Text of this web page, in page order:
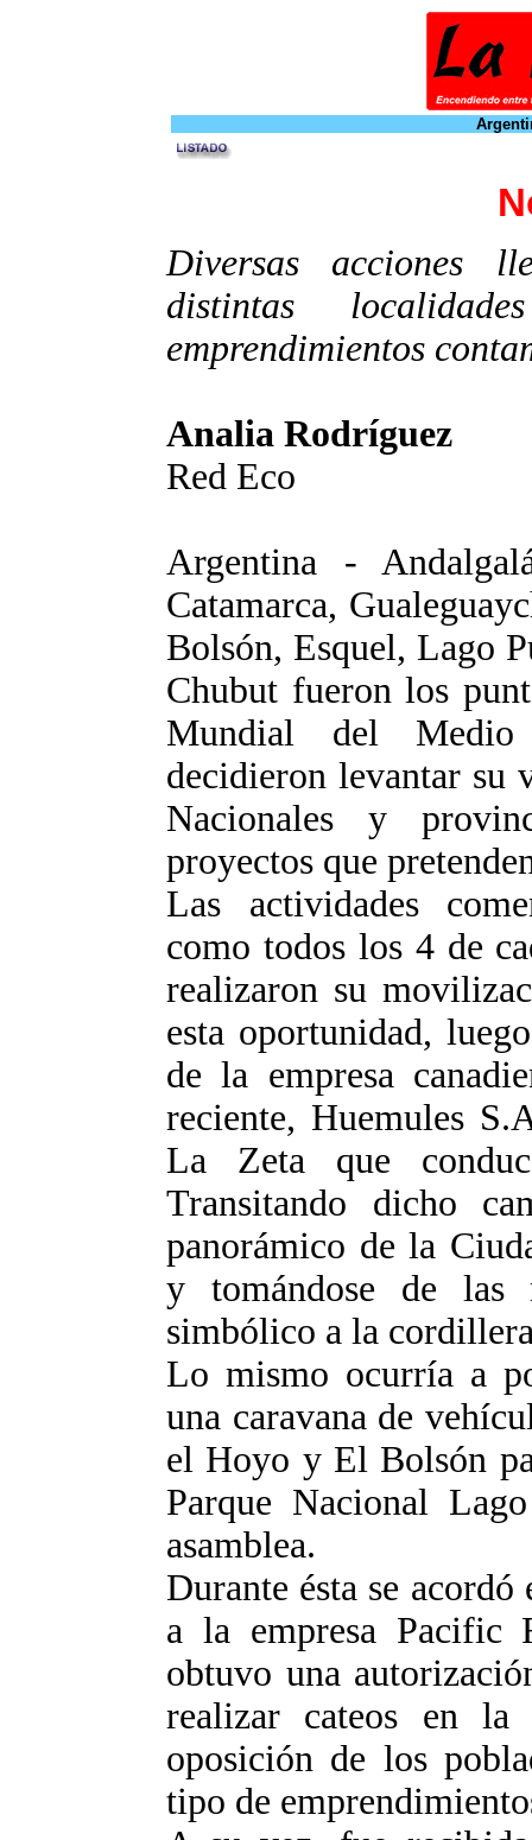
Diversas acciones
distintas
emprendimientos
Analia Rodríguez
Red Eco
Argentina -
Catamarca,
Bolsón, Esquel, Lago
Chubut fueron los
Mundial del Medio
decidieron levantar su
Nacionales y
proyectos que
Las actividades
como todos los 4 de
realizaron su
esta oportunidad,
de la empresa
reciente, Huemules
La Zeta que
Transitando dicho
panorámico de la
y tomándose de las
simbólico a la
Lo mismo ocurría a
una caravana de
el Hoyo y El Bolsón
Parque Nacional
asamblea.
Durante ésta se
a la empresa Pacific
obtuvo una
realizar cateos en la
oposición de los
tipo de